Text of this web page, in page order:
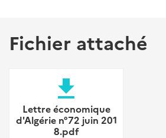
Fichier attaché
file_download
Lettre économique
d'Algérie n°72 juin 201
8.pdf